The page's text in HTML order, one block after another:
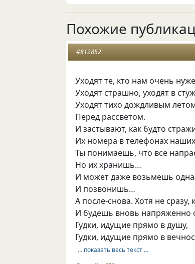
Похожие
#812852
Уходят те, кто нам очень
Уходят страшно, уходят в
Уходят тихо дождливым
Перед рассветом.
И застывают, как будто
Их номера в телефонах
Ты понимаешь, что всё
Но их хранишь…
И может даже возьмешь
И позвонишь…
А после-снова. Хотя не сразу,
И будешь вновь напряженно
Гудки, идущие прямо в душу,
Гудки, идущие прямо в
… показать весь текст …